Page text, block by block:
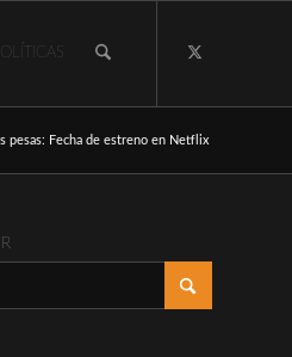
POLÍTICAS
pesas: Fecha de estreno en Netflix